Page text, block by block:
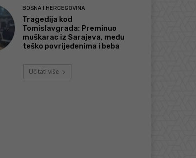
BOSNA I HERCEGOVINA
Tragedija kod
Tomislavgrada: Preminuo
muškarac iz Sarajeva, među
teško povrijeđenima i beba
Učitati više